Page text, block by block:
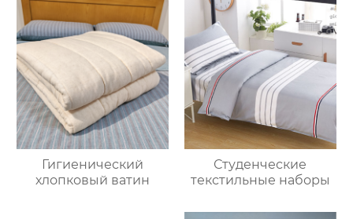
Гигиенический
хлопковый ватин
Студенческие
текстильные наборы